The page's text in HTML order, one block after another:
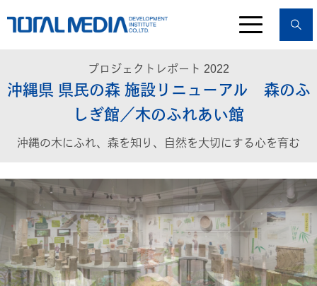
プロジェクトレポート 2022
沖縄県 県民の森 施設リニューアル 森のふ
しぎ館／木のふれあい館
沖縄の木にふれ、森を知り、自然を大切にする心を育む